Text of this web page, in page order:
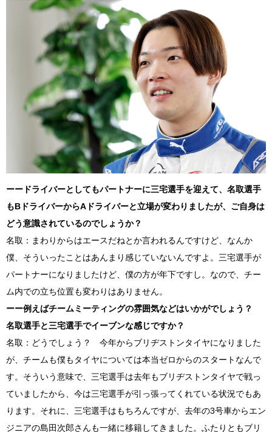
ーードライバーとしてもパートナーに三宅選手を迎えて、名取選手
もB ドライバーからA ドライバーと立場が変わりましたが、ご自身は
どう意識されているのでしょうか？
名取：まわりからはエースだねとか言われるんですけど、なんか
僕、そういったことはあんまり感じていないんですよ。三宅選手が
パートナーになりましたけど、僕の方が年下ですし。なので、チー
ム内での立ち位置も変わりはありません。
ーー例えばチームミーティングの雰囲気などはいかがでしょう？
名取選手と三宅選手でイーブンな感じですか？
名取：どうでしょう？ 今年からブリヂストンタイヤになりました
が、チームも僕もタイヤについては本当ゼロからのスタートなんで
す。そういう意味で、三宅選手は去年もブリヂストンタイヤで戦っ
ていましたから、今は三宅選手が引っ張ってくれている状況でもあ
ります。それに、三宅選手はもちろんですが、去年の3号車からエン
ジニアの島田次郎さんも一緒に移籍してきました。ふたりともブリ